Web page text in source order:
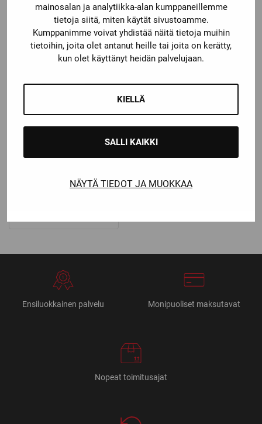
mainosalan ja analytiikka-alan kumppaneillemme
tietoja siitä, miten käytät sivustoamme.
Kumppanimme voivat yhdistää näitä tietoja muihin
tietoihin, joita olet antanut heille tai joita on kerätty,
kun olet käyttänyt heidän palvelujaan.
KIELLÄ
SALLI KAIKKI
NÄYTÄ TIEDOT JA MUOKKAA
Ensiluokkainen palvelu Monipuoliset maksutavat
Nopeat toimitusajat